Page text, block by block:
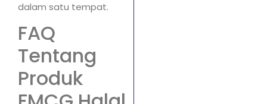
dalam satu tempat.
FAQ
Tentang
Produk